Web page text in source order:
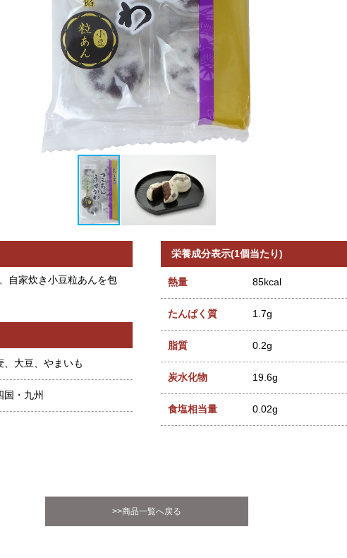
自家炊き小豆粒あんを包
、大豆、やまいも
国・九州
栄養成分表示(1個当たり)
熱量 85kcal
たんぱく質 1.7g
脂質 0.2g
炭水化物 19.6g
食塩相当量 0.02g
>>商品一覧へ戻る